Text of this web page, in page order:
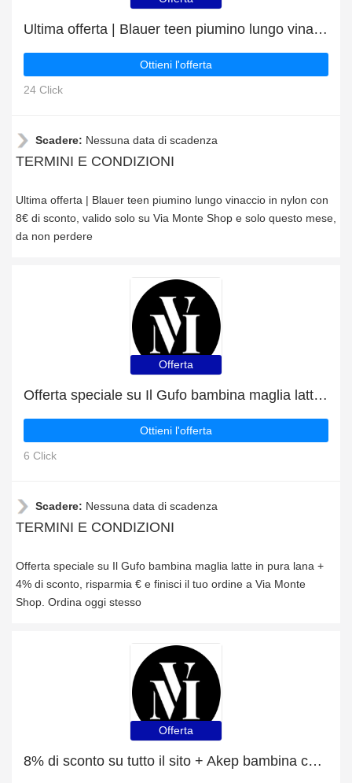
Ultima offerta | Blauer teen piumino lungo vinaccio in nylon con 8€ di sconto
Ottieni l'offerta
24 Click
Scadere: Nessuna data di scadenza
TERMINI E CONDIZIONI
Ultima offerta | Blauer teen piumino lungo vinaccio in nylon con
8€ di sconto, valido solo su Via Monte Shop e solo questo mese,
da non perdere
Offerta
Offerta speciale su Il Gufo bambina maglia latte in pura lana + 4% di sconto
Ottieni l'offerta
6 Click
Scadere: Nessuna data di scadenza
TERMINI E CONDIZIONI
Offerta speciale su Il Gufo bambina maglia latte in pura lana +
4% di sconto, risparmia € e finisci il tuo ordine a Via Monte
Shop. Ordina oggi stesso
Offerta
8% di sconto su tutto il sito + Akep bambina cappotto jacquard in misto mohair sconto